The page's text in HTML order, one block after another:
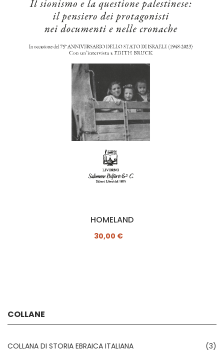
HOMELAND
30,00 €
COLLANE
COLLANA DI STORIA EBRAICA ITALIANA (3)